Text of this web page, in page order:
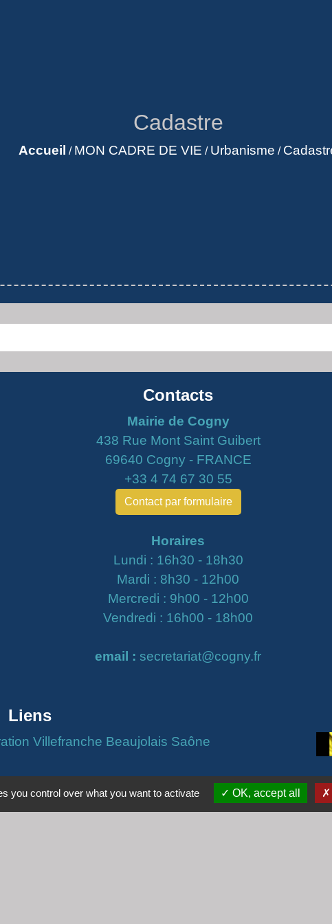
Cadastre
Accueil / MON CADRE DE VIE / Urbanisme /
Contacts
Mairie de Cogny
438 Rue Mont Saint Guibert
69640 Cogny - FRANCE
+33 4 74 67 30 55
Contact par formulaire
Horaires
Lundi : 16h30 - 18h30
Mardi : 8h30 - 12h00
Mercredi : 9h00 - 12h00
Vendredi : 16h00 - 18h00
email : secretariat@cogny.fr
Liens
Villefranche Beaujolais Saône
Politique de confidentialité Accessibilité - Plan du site
you control over what you want to activate OK, accept all